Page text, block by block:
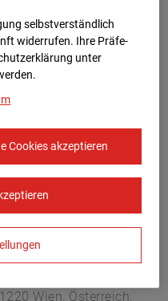
Wien, Österreich,
selbstverständlich
widerrufen. Ihre Prä­fe­
unter
Cookies akzeptieren